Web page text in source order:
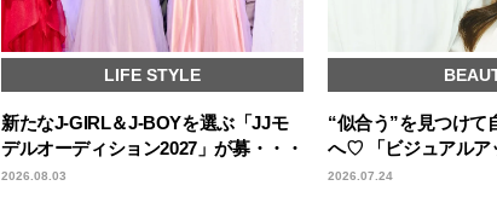
LIFE STYLE
新たなJ-GIRL＆J-BOYを選ぶ「JJモ
デルオーディション2027」が募・・・
2026.08.03
“似合う”を見つけて
へ♡ 「ビジュアルア
2026.07.24